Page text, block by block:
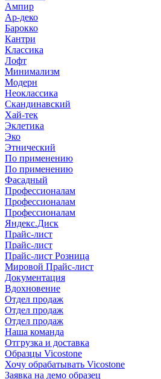
Ампир
Ар-деко
Барокко
Кантри
Классика
Лофт
Минимализм
Модерн
Неоклассика
Скандинавский
Хай-тек
Эклетика
Эко
Этнический
По применению
По применению
Фасадный
Профессионалам
Профессионалам
Профессионалам
Яндекс.Диск
Прайс-лист
Прайс-лист
Прайс-лист Розница
Мировой Прайс-лист
Документация
Вдохновение
Отдел продаж
Отдел продаж
Отдел продаж
Наша команда
Отгрузка и доставка
Образцы Vicostone
Хочу обрабатывать Vicostone
Заявка на демо образец